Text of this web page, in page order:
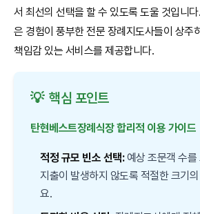
서 최선의 선택을 할 수 있도록 도울 것입니
은 경험이 풍부한 전문 장례지도사들이 상주
책임감 있는 서비스를 제공합니다.
💡 핵심 포인트
탄현베스트장례식장 합리적 이용 가이드
적정 규모 빈소 선택:예상 조문객 수를
지출이 발생하지 않도록 적절한 크기
요.